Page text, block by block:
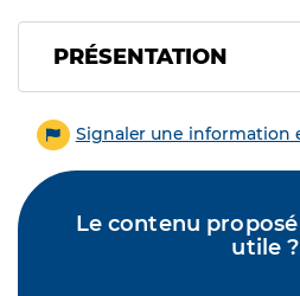
PRÉSENTATION
Signaler une information
Le contenu
utile ?